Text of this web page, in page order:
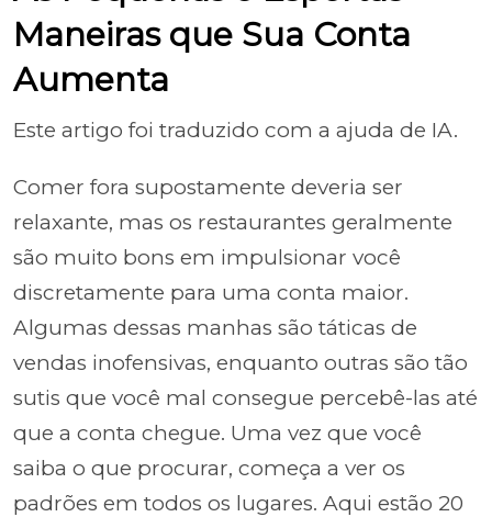
Maneiras que Sua Conta
Aumenta
Este artigo foi traduzido com a ajuda de IA.
Comer fora supostamente deveria ser
relaxante, mas os restaurantes geralmente
são muito bons em impulsionar você
discretamente para uma conta maior.
Algumas dessas manhas são táticas de
vendas inofensivas, enquanto outras são tão
sutis que você mal consegue percebê-las até
que a conta chegue. Uma vez que você
saiba o que procurar, começa a ver os
padrões em todos os lugares. Aqui estão 20